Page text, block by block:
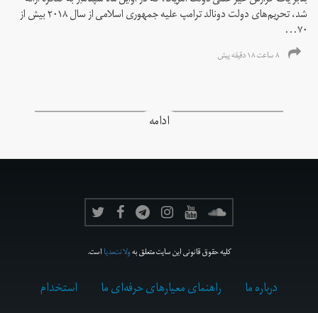
شد، تحریم‌های دولت دونالد ترامپ علیه جمهوری اسلامی از سال ۲۰۱۸ بیش از
۷۰...
۸ ساعت ۱۸ دقیقه پیش
ادامه
کلیه حقوق قانونی این سایت متعلق بهولانت‌مدیااست.
درباره ما راهنمای معیارهای حرفه‌ای ما
استخدام